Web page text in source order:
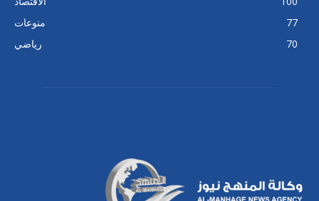
منوعات
77
رياضي
70